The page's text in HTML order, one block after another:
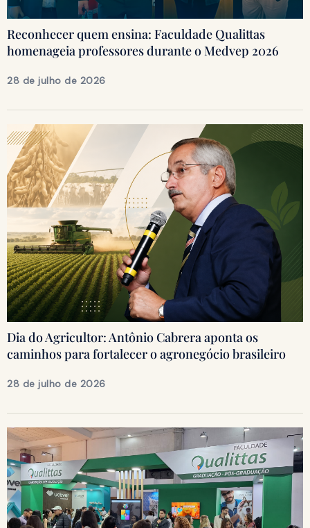
Reconhecer quem ensina: Faculdade Qualittas
homenageia professores durante o Medvep 2026
28 de julho de 2026
Dia do Agricultor: Antônio Cabrera aponta os
caminhos para fortalecer o agronegócio brasileiro
28 de julho de 2026